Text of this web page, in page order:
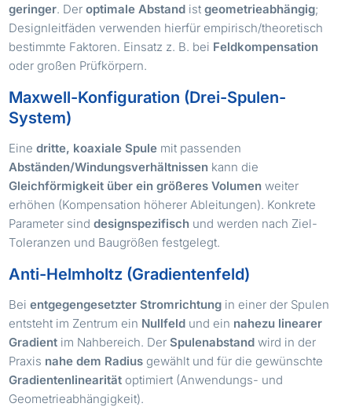
geringer. Deroptimale Abstand istgeometrieabhängig;
Designleitfäden verwenden hierfür empirisch/theoretisch
bestimmte Faktoren. Einsatz z. B. bei Feldkompensation
oder großen Prüfkörpern.
Maxwell-Konfiguration (Drei-Spulen-
System)
Einedritte, koaxiale Spule mit passenden
Abständen/Windungsverhältnissen kann die
Gleichförmigkeit über ein größeres Volumen weiter
erhöhen (Kompensation höherer Ableitungen). Konkrete
Parameter sinddesignspezifisch und werden nach Ziel-
Toleranzen und Baugrößen festgelegt.
Anti-Helmholtz (Gradientenfeld)
Beientgegengesetzter Stromrichtung in einer der Spulen
entsteht im Zentrum ein Nullfeld und ein nahezu linearer
Gradient im Nahbereich. DerSpulenabstand wird in der
Praxis nahe dem Radius gewählt und für die gewünschte
Gradientenlinearität optimiert (Anwendungs- und
Geometrieabhängigkeit).